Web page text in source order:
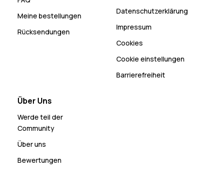
Meine bestellungen
Rücksendungen
Datenschutzerklärung
Impressum
Cookies
Cookie einstellungen
Barrierefreiheit
Über Uns
Werde teil der
Community
Über uns
Bewertungen